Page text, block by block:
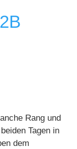
Rang und
Tagen in
dem